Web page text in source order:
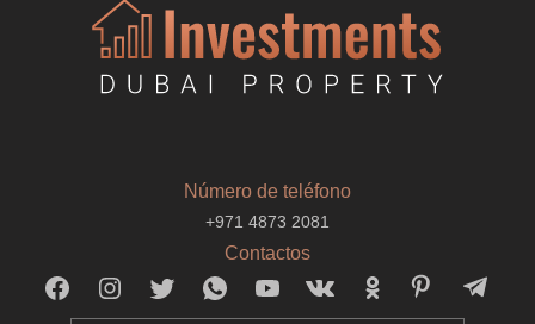
Número de teléfono
+971 4873 2081
Contactos